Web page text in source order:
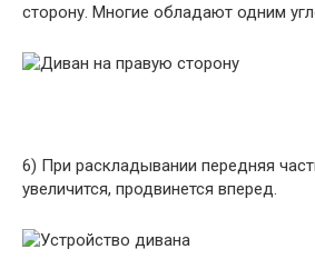
сторону. Многие обладают одним
6) При раскладывании передняя
увеличится, продвинется вперед.